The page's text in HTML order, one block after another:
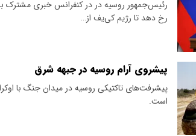
رئیس‌جمهور روسیه در در کنفرانس خبری
رخ دهد تا رژیم کی‌یف از…
پیشروی آرام روسیه در جبهه شرق
پیشرفت‌های تاکتیکی روسیه در میدان جنگ با
است.